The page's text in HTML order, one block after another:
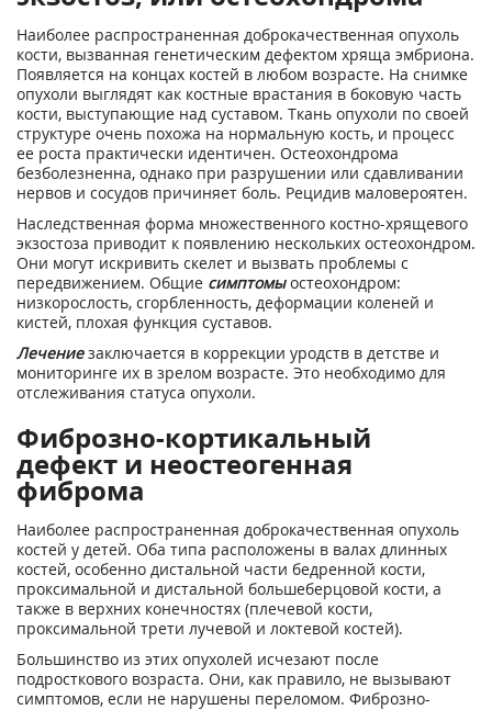
Наиболее распространенная доброкачественная опухоль
кости, вызванная генетическим дефектом хряща эмбриона.
Появляется на концах костей в любом возрасте. На снимке
опухоли выглядят как костные врастания в боковую часть
кости, выступающие над суставом. Ткань опухоли по своей
структуре очень похожа на нормальную кость, и процесс
ее роста практически идентичен. Остеохондрома
безболезненна, однако при разрушении или сдавливании
нервов и сосудов причиняет боль. Рецидив маловероятен.
Наследственная форма множественного костно-хрящевого
экзостоза приводит к появлению нескольких остеохондром.
Они могут искривить скелет и вызвать проблемы с
передвижением. Общие симптомыостеохондром:
низкорослость, сгорбленность, деформации коленей и
кистей, плохая функция суставов.
Лечениезаключается в коррекции уродств в детстве и
мониторинге их в зрелом возрасте. Это необходимо для
отслеживания статуса опухоли.
Фиброзно-кортикальный
дефект и неостеогенная
фиброма
Наиболее распространенная доброкачественная опухоль
костей у детей. Оба типа расположены в валах длинных
костей, особенно дистальной части бедренной кости,
проксимальной и дистальной большеберцовой кости, а
также в верхних конечностях (плечевой кости,
проксимальной трети лучевой и локтевой костей).
Большинство из этих опухолей исчезают после
подросткового возраста. Они, как правило, не вызывают
симптомов, если не нарушены переломом. Фиброзно-